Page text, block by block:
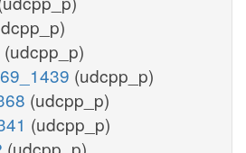
(udcpp_p)
(udcpp_p)
(udcpp_p)
(udcpp_p)
(udcpp_p)